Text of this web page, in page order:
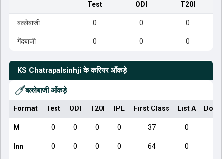
Test ODI T20I
बल्लेबाजी 0 0 0
गेंदबाजी 0 0 0
KS Chatrapalsinhji के करियर आँकड़े
बल्लेबाजी आँकड़े
Format Test ODI T20I IPL First Class List A
M 0 0 0 0 37 0
Inn 0 0 0 0 64 0